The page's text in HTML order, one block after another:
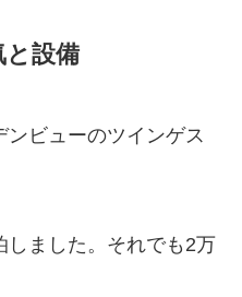
と設備
ビューのツインゲス
しました。それでも2万